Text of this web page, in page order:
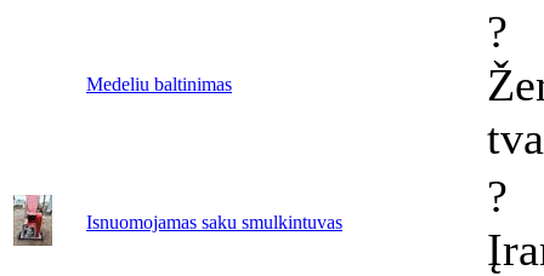
Medeliu baltinimas
?
Isnuomojamas saku smulkintuvas
?